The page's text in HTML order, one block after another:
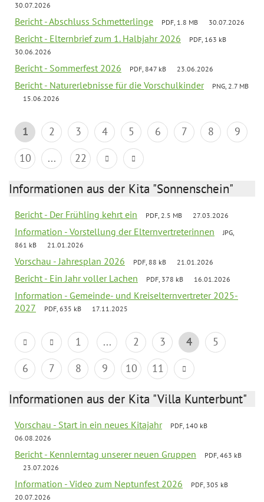
30.07.2026
Bericht - Abschluss Schmetterlinge PDF, 1.8 MB 30.07.2026
Bericht - Elternbrief zum 1. Halbjahr 2026
PDF, 163 kB
30.06.2026
Bericht - Sommerfest 2026 PDF, 847 kB 23.06.2026
Bericht - Naturerlebnisse für die Vorschulkinder
PNG, 2.7 MB
15.06.2026
1 2 3 4 5 6 7 8
9
10
... 22
Informationen aus der Kita "Sonnenschein"
Bericht - Der Frühling kehrt ein PDF, 2.5 MB 27.03.2026
Information - Vorstellung der Elternvertreterinnen
JPG,
861 kB
21.01.2026
Vorschau - Jahresplan 2026 PDF, 88 kB 21.01.2026
Bericht - Ein Jahr voller Lachen PDF, 378 kB 16.01.2026
Information - Gemeinde- und Kreiselternvertreter 2025-
2027
PDF, 635 kB 17.11.2025
1 ... 2 3 4
5
6
7 8 9 10 11
Informationen aus der Kita "Villa Kunterbunt"
Vorschau - Start in ein neues Kitajahr
PDF, 140 kB
06.08.2026
Bericht - Kennlerntag unserer neuen Gruppen
PDF, 463 kB
23.07.2026
Information - Video zum Neptunfest 2026
PDF, 305 kB
20.07.2026